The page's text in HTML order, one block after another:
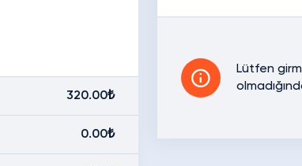
320.00₺
0.00₺
Lütfen